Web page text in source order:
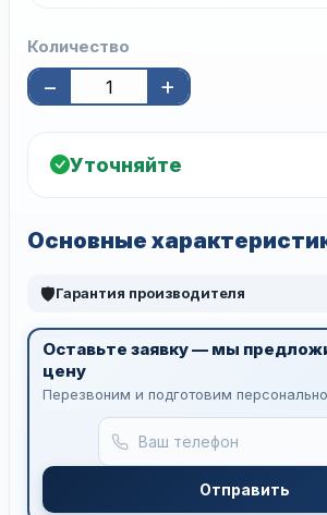
Количество
− +
Уточняйте
Основные
🛡Гарантия производителя
Оставьте заявку — мы
цену
Перезвоним и подготовим
Отправить